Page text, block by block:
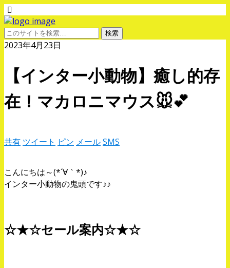
2023年4月23日
【インター小動物】癒し的存
在！マカロニマウス🐭💕
共有 ツイート ピン メールSMS
こんにちは～(*´∀｀*)♪
インター小動物の鬼頭です♪♪
☆★☆セール案内☆★☆